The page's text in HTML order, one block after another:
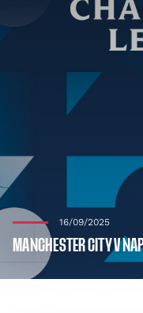
16/09/2025
MANCHESTER CITY V